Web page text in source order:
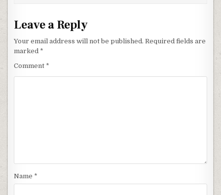
Leave a Reply
Your email address will not be published. Required fields are
marked *
Comment *
Name *